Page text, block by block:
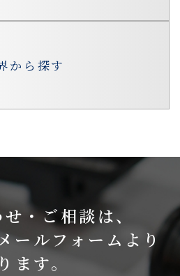
から探す
・ご相談は、
ールフォームより
ます。